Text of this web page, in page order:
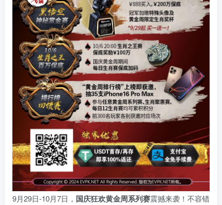
9月29日-10月7日， 国庆狂欢黄金周系列赛震撼来袭！不容错